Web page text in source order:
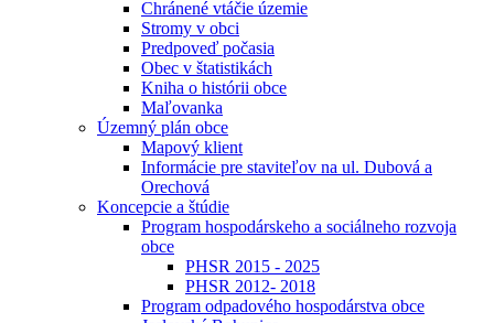
Chránené vtáčie územie
Stromy v obci
Predpoveď počasia
Obec v štatistikách
Kniha o histórii obce
Maľovanka
Územný plán obce
Mapový klient
Informácie pre staviteľov na ul. Dubová a
Orechová
Koncepcie a štúdie
Program hospodárskeho a sociálneho rozvoja
obce
PHSR 2015 - 2025
PHSR 2012- 2018
Program odpadového hospodárstva obce